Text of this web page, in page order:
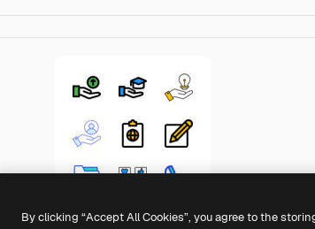
Fill & Lineal
By clicking “Accept All Cookies”, you agree to the